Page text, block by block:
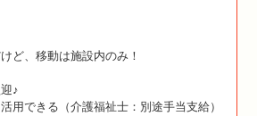
ど、移動は施設内のみ！
♪
用できる（介護福祉士：別途手当支給）